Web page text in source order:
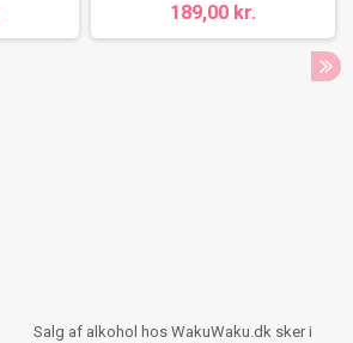
189,00 kr.
Salg af alkohol hos WakuWaku.dk sker i